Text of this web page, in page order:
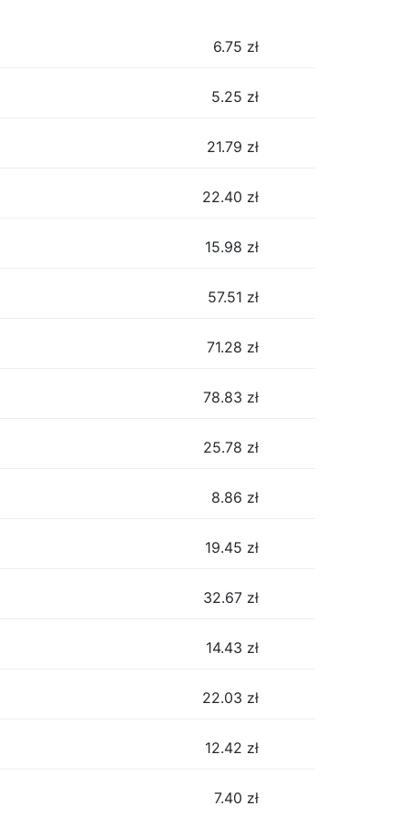
6.75 zł
5.25 zł
21.79 zł
22.40 zł
15.98 zł
57.51 zł
71.28 zł
78.83 zł
25.78 zł
8.86 zł
19.45 zł
32.67 zł
14.43 zł
22.03 zł
12.42 zł
7.40 zł